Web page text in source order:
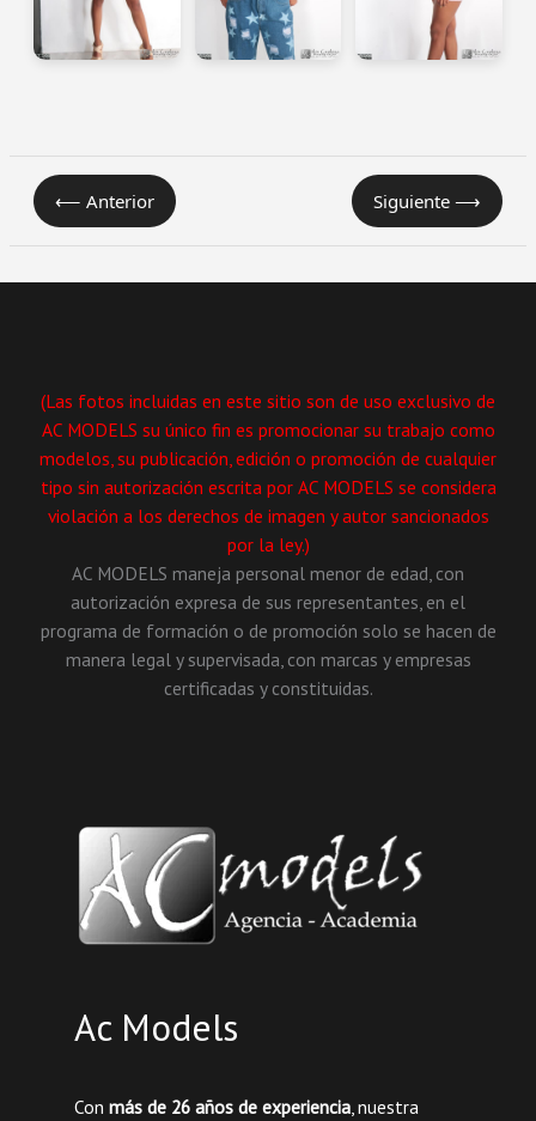
⟵ Anterior Siguiente ⟶
(Las fotos incluidas en este sitio son de uso exclusivo de
AC MODELS su único fin es promocionar su trabajo como
modelos, su publicación, edición o promoción de cualquier
tipo sin autorización escrita por AC MODELS se considera
violación a los derechos de imagen y autor sancionados
por la ley.)
AC MODELS maneja personal menor de edad, con
autorización expresa de sus representantes, en el
programa de formación o de promoción solo se hacen de
manera legal y supervisada, con marcas y empresas
certificadas y constituidas.
Ac Models
Con más de 26 años de experiencia, nuestra